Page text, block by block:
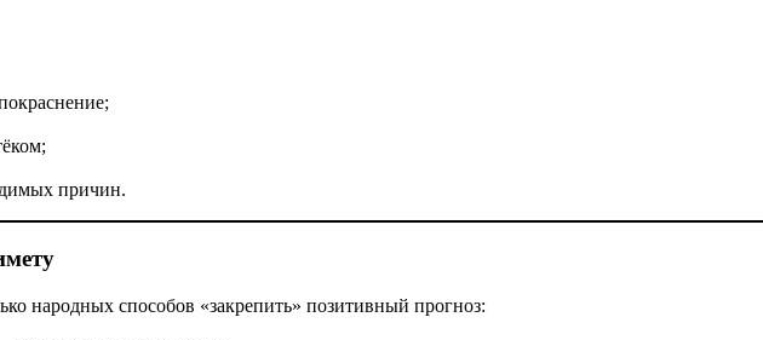
причин.
народных способов «закрепить» позитивный прогноз: